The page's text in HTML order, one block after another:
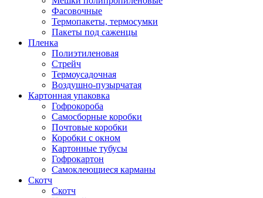
Фасовочные
Термопакеты, термосумки
Пакеты под саженцы
Пленка
Полиэтиленовая
Стрейч
Термоусадочная
Воздушно-пузырчатая
Картонная упаковка
Гофрокороба
Самосборные коробки
Почтовые коробки
Коробки с окном
Картонные тубусы
Гофрокартон
Самоклеющиеся карманы
Скотч
Скотч